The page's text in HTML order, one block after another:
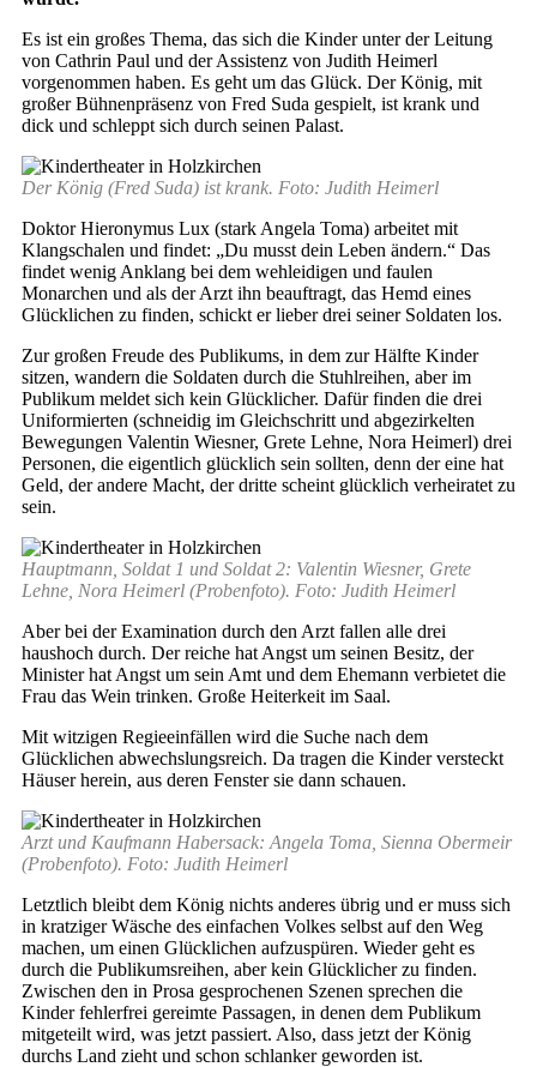
Es ist ein großes Thema, das sich die Kinder unter der Leitung
von Cathrin Paul und der Assistenz von Judith Heimerl
vorgenommen haben. Es geht um das Glück. Der König, mit
großer Bühnenpräsenz von Fred Suda gespielt, ist krank und
dick und schleppt sich durch seinen Palast.
Der König (Fred Suda) ist krank. Foto: Judith Heimerl
Doktor Hieronymus Lux (stark Angela Toma) arbeitet mit
Klangschalen und findet: „Du musst dein Leben ändern.“ Das
findet wenig Anklang bei dem wehleidigen und faulen
Monarchen und als der Arzt ihn beauftragt, das Hemd eines
Glücklichen zu finden, schickt er lieber drei seiner Soldaten los.
Zur großen Freude des Publikums, in dem zur Hälfte Kinder
sitzen, wandern die Soldaten durch die Stuhlreihen, aber im
Publikum meldet sich kein Glücklicher. Dafür finden die drei
Uniformierten (schneidig im Gleichschritt und abgezirkelten
Bewegungen Valentin Wiesner, Grete Lehne, Nora Heimerl) drei
Personen, die eigentlich glücklich sein sollten, denn der eine hat
Geld, der andere Macht, der dritte scheint glücklich verheiratet zu
sein.
Hauptmann, Soldat 1 und Soldat 2: Valentin Wiesner, Grete
Lehne, Nora Heimerl (Probenfoto). Foto: Judith Heimerl
Aber bei der Examination durch den Arzt fallen alle drei
haushoch durch. Der reiche hat Angst um seinen Besitz, der
Minister hat Angst um sein Amt und dem Ehemann verbietet die
Frau das Wein trinken. Große Heiterkeit im Saal.
Mit witzigen Regieeinfällen wird die Suche nach dem
Glücklichen abwechslungsreich. Da tragen die Kinder versteckt
Häuser herein, aus deren Fenster sie dann schauen.
Arzt und Kaufmann Habersack: Angela Toma, Sienna Obermeir
(Probenfoto). Foto: Judith Heimerl
Letztlich bleibt dem König nichts anderes übrig und er muss sich
in kratziger Wäsche des einfachen Volkes selbst auf den Weg
machen, um einen Glücklichen aufzuspüren. Wieder geht es
durch die Publikumsreihen, aber kein Glücklicher zu finden.
Zwischen den in Prosa gesprochenen Szenen sprechen die
Kinder fehlerfrei gereimte Passagen, in denen dem Publikum
mitgeteilt wird, was jetzt passiert. Also, dass jetzt der König
durchs Land zieht und schon schlanker geworden ist.